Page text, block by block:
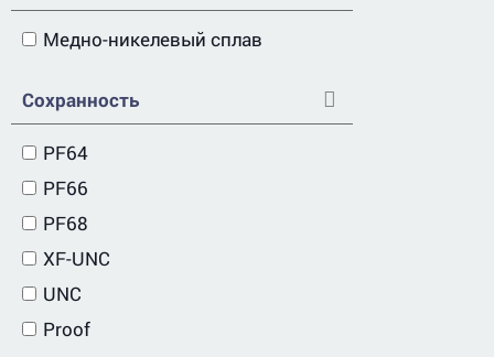
Медно-никелевый сплав
Сохранность
PF64
PF66
PF68
XF-UNC
UNC
Proof